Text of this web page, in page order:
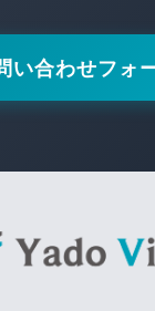
い合わせフォ